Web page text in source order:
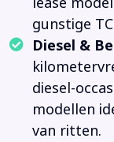
gunstige
Diesel &
diesel-
modellen
van ritten.